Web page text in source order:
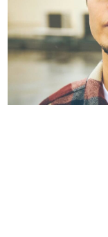
日本
日本の
ルを網
解説を
若ゲ
『うつ
一先生